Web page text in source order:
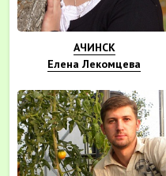
АЧИНСК
Елена Лекомцева